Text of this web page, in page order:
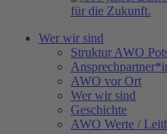
Wer wir sind
Struktur AWO
AWO vor Ort
Wer wir sind
Geschichte
AWO Werte /